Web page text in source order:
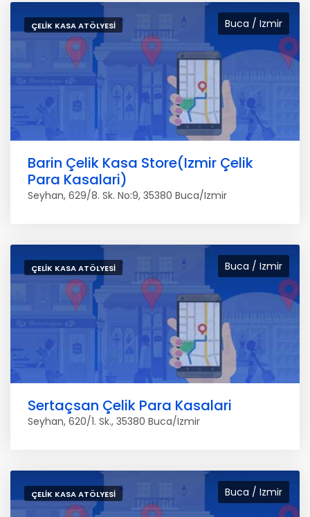
Buca / Izmir
ÇELIK KASA ATÖLYESI
Barin Çelik Kasa Store(Izmir Çelik
Para Kasalari)
Seyhan, 629/8. Sk. No:9, 35380 Buca/Izmir
Buca / Izmir
ÇELIK KASA ATÖLYESI
Sertaçsan Çelik Para Kasalari
Seyhan, 620/1. Sk., 35380 Buca/Izmir
Buca / Izmir
ÇELIK KASA ATÖLYESI